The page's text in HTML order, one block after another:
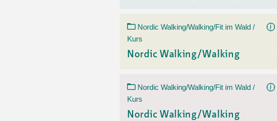
Nordic Walking/Walking/Fit im Wald /
Kurs
Nordic Walking/Walking
Nordic Walking/Walking/Fit im Wald /
Kurs
Nordic Walking/Walking